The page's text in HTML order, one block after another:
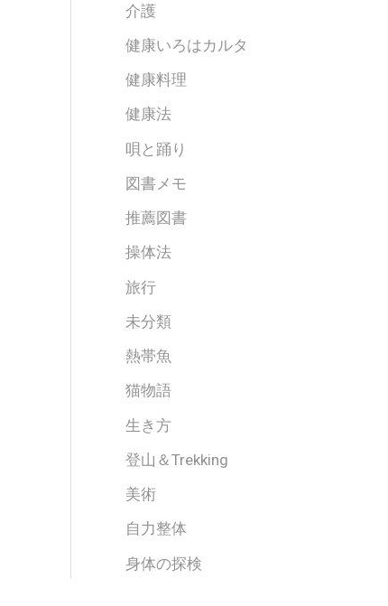
介護
健康いろはカルタ
健康料理
健康法
唄と踊り
図書メモ
推薦図書
操体法
旅行
未分類
熱帯魚
猫物語
生き方
登山＆Trekking
美術
自力整体
身体の探検